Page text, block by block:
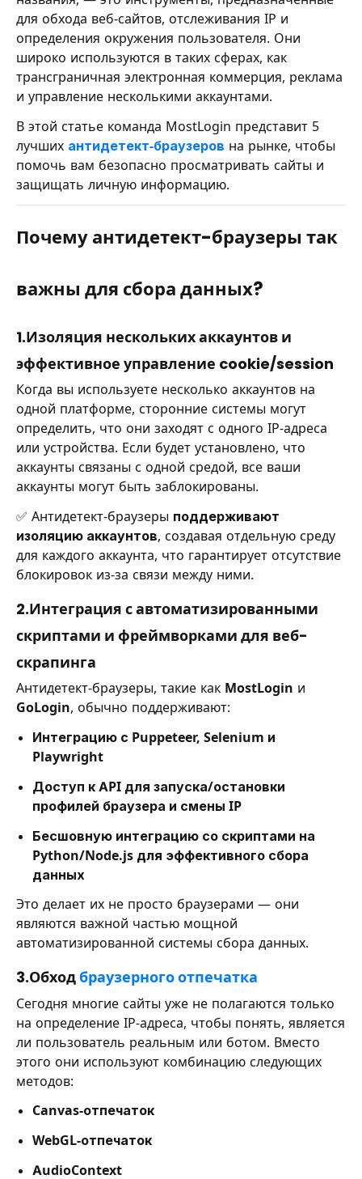
для обхода веб-сайтов, отслеживания IP и
определения окружения пользователя. Они
широко используются в таких сферах, как
трансграничная электронная коммерция, реклама
и управление несколькими аккаунтами.
В этой статье команда MostLogin представит 5
лучших антидетект-браузеров на рынке, чтобы
помочь вам безопасно просматривать сайты и
защищать личную информацию.
Почему антидетект-браузеры так
важны для сбора данных?
1.Изоляция нескольких аккаунтов и
эффективное управление cookie/session
Когда вы используете несколько аккаунтов на
одной платформе, сторонние системы могут
определить, что они заходят с одного IP-адреса
или устройства. Если будет установлено, что
аккаунты связаны с одной средой, все ваши
аккаунты могут быть заблокированы.
✅ Антидетект-браузеры поддерживают
изоляцию аккаунтов, создавая отдельную среду
для каждого аккаунта, что гарантирует отсутствие
блокировок из-за связи между ними.
2.Интеграция с автоматизированными
скриптами и фреймворками для веб-
скрапинга
Антидетект-браузеры, такие как MostLogin и
GoLogin, обычно поддерживают:
Интеграцию с Puppeteer, Selenium и
Playwright
Доступ к API для запуска/остановки
профилей браузера и смены IP
Бесшовную интеграцию со скриптами на
Python/Node.js для эффективного сбора
данных
Это делает их не просто браузерами — они
являются важной частью мощной
автоматизированной системы сбора данных.
3.Обходбраузерного отпечатка
Сегодня многие сайты уже не полагаются только
на определение IP-адреса, чтобы понять, является
ли пользователь реальным или ботом. Вместо
этого они используют комбинацию следующих
методов:
Canvas-отпечаток
WebGL-отпечаток
AudioContext